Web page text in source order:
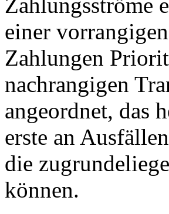
einer
Zahlungen
nachrangigen
angeordnet, das
erste an
die
können.